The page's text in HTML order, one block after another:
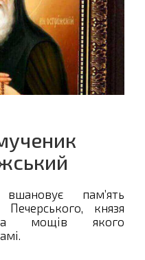
пам’ять
князя
мощів якого